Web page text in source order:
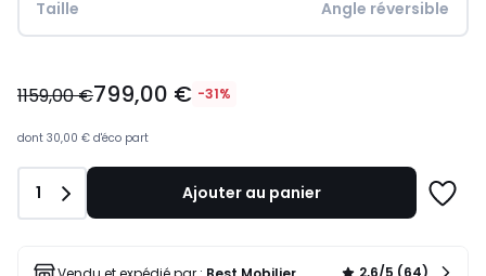
Taille Angle réversible
€
lieu
1159,00
31%
réduction
1159,00 €799,00 € -31%
dont 30,00 € d'éco part
Quantité
1 Ajouter au panier
liste